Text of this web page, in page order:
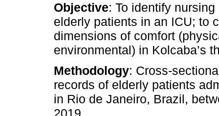
Objective: To identify
elderly patients in an ICU; to
dimensions of comfort
environmental) in Kolcaba’s
Methodology: Cross-
records of elderly patients
in Rio de Janeiro, Brazil,